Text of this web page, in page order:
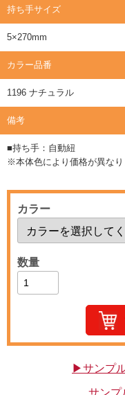
持ち手サイズ
5×270mm
カラー品番
1196 ナチュラル
備考
■持ち手：自動紐
※本体色により価格が異なり
カラー
数量
▶サンプ
サンプ